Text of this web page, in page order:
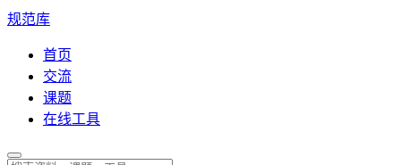
规范库
首页
交流
课题
在线工具